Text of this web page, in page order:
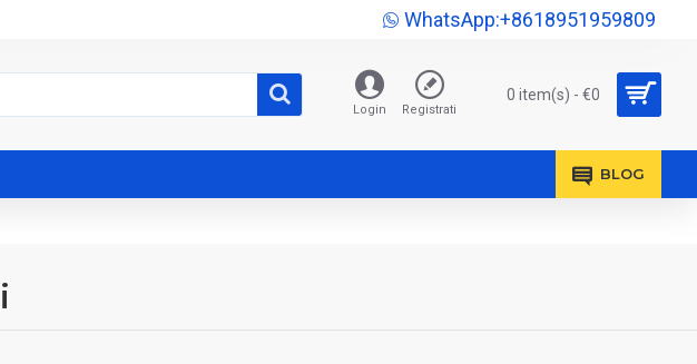
WhatsApp:+8618951959809
Login Registrati
0 item(s) - €0
BLOG